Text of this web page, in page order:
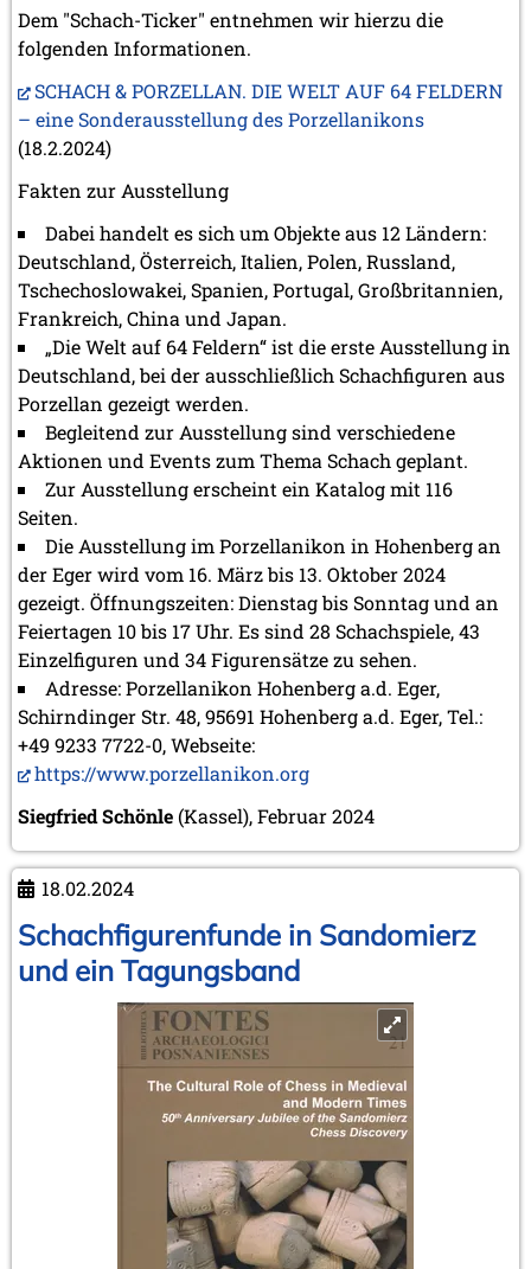
Dem "Schach-Ticker" entnehmen wir hierzu die
folgenden Informationen.
SCHACH & PORZELLAN. DIE WELT AUF 64 FELDERN
– eine Sonderausstellung des Porzellanikons
(18.2.2024)
Fakten zur Ausstellung
Dabei handelt es sich um Objekte aus 12 Ländern:
Deutschland, Österreich, Italien, Polen, Russland,
Tschechoslowakei, Spanien, Portugal, Großbritannien,
Frankreich, China und Japan.
„Die Welt auf 64 Feldern“ ist die erste Ausstellung in
Deutschland, bei der ausschließlich Schachfiguren aus
Porzellan gezeigt werden.
Begleitend zur Ausstellung sind verschiedene
Aktionen und Events zum Thema Schach geplant.
Zur Ausstellung erscheint ein Katalog mit 116
Seiten.
Die Ausstellung im Porzellanikon in Hohenberg an
der Eger wird vom 16. März bis 13. Oktober 2024
gezeigt. Öffnungszeiten: Dienstag bis Sonntag und an
Feiertagen 10 bis 17 Uhr. Es sind 28 Schachspiele, 43
Einzelfiguren und 34 Figurensätze zu sehen.
Adresse: Porzellanikon Hohenberg a.d. Eger,
Schirndinger Str. 48, 95691 Hohenberg a.d. Eger, Tel.:
+49 9233 7722-0, Webseite:
https://www.porzellanikon.org
Siegfried Schönle(Kassel), Februar 2024
18.02.2024
Schachfigurenfunde in Sandomierz
und ein Tagungsband